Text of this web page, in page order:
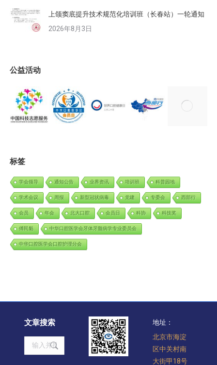
上颌窦底提升技术规范化培训班（长春站）一轮通知
2026年8月3日
公益活动
标签
学会领导 通知公告 业界资讯 培训班 科普园地
学术会议 周报 新型冠状病毒 党建 专委会 西部行
会员 年会 北大口腔 会员日 科协 科技奖
傅民魁 中华口腔医学会牙体牙髓病学专业委员会
中华口腔医学会口腔护理分会
文章搜索
Search:
地址：
北京市海淀
区中关村南
大街甲18号